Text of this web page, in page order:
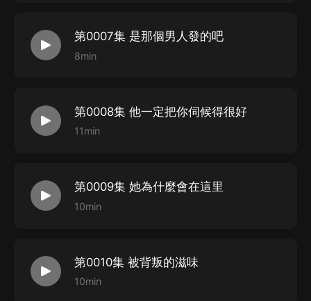
第0007集 是那個男人發的吧
8min
第0008集 他一定把你伺候得很好
11min
第0009集 她為什麼會在這里
10min
第0010集 被背叛的滋味
10min